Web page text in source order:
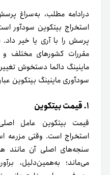
درادامه مطلب، به‌سراغ
استخراج بیتکوین سودآور
پرسش را با آری یا خیر داد.
مقررات کشورهای مختلف و
ماینینگ دائما دستخوش
سودآوری ماینینگ بیتکوین
۱. قیمت بیتکوین
قیمت بیتکوین عامل
استخراج است. وقتی مزرعه
سنجه‌های اصلی آن مانند
می‌ماند؛ به‌همین‌دلیل،